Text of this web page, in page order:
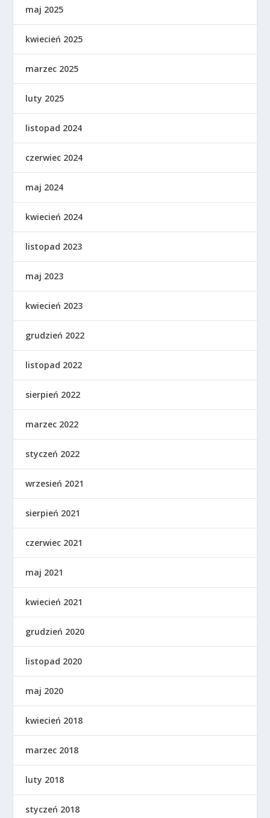
maj 2025
kwiecień 2025
marzec 2025
luty 2025
listopad 2024
czerwiec 2024
maj 2024
kwiecień 2024
listopad 2023
maj 2023
kwiecień 2023
grudzień 2022
listopad 2022
sierpień 2022
marzec 2022
styczeń 2022
wrzesień 2021
sierpień 2021
czerwiec 2021
maj 2021
kwiecień 2021
grudzień 2020
listopad 2020
maj 2020
kwiecień 2018
marzec 2018
luty 2018
styczeń 2018